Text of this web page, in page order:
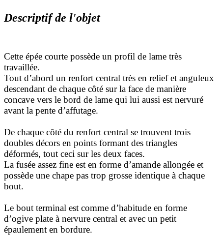
Descriptif de l'objet
Cette épée courte possède un profil de lame très
travaillée.
Tout d’abord un renfort central très en relief et anguleux
descendant de chaque côté sur la face de manière
concave vers le bord de lame qui lui aussi est nervuré
avant la pente d’affutage.
De chaque côté du renfort central se trouvent trois
doubles décors en points formant des triangles
déformés, tout ceci sur les deux faces.
La fusée assez fine est en forme d’amande allongée et
possède une chape pas trop grosse identique à chaque
bout.
Le bout terminal est comme d’habitude en forme
d’ogive plate à nervure central et avec un petit
épaulement en bordure.